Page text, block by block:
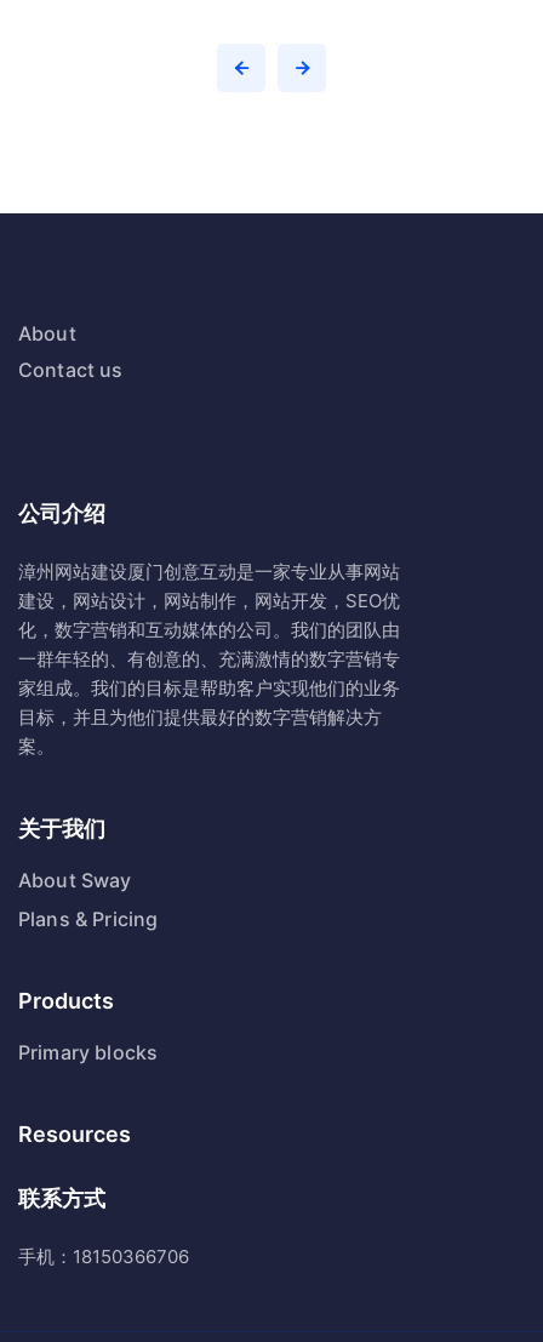
About
Contact us
公司介绍
漳州网站建设厦门创意互动是一家专业从事网站
建设，网站设计，网站制作，网站开发，SEO优
化，数字营销和互动媒体的公司。我们的团队由
一群年轻的、有创意的、充满激情的数字营销专
家组成。我们的目标是帮助客户实现他们的业务
目标，并且为他们提供最好的数字营销解决方
案。
关于我们
About Sway
Plans & Pricing
Products
Primary blocks
Resources
联系方式
手机：18150366706